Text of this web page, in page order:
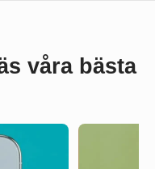
våra bästa